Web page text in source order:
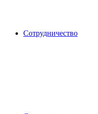
Сотрудничество